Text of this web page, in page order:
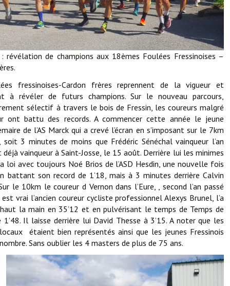
Démarches administratives
Projets et travaux en cours
Fêtes et manifestations
Terrains et maisons à vendre
VOTRE MAIRIE
Elus et agents
L'équipe municipale
Le personnel municipal
Les moyens financiers
Note de synthèse financière
Rapport d'orientation budgétaire
Actions et projets
Projets et travaux en cours
: révélation de champions aux 18èmes Foulées Fressinoises –
fressinoises-Cardon frères reprennent de la vigueur et
à révéler de futurs champions. Sur le nouveau parcours,
sélectif à travers le bois de Fressin, les coureurs malgré
ont battu des records. A commencer cette année le jeune
de l’AS Marck qui a crevé l’écran en s’imposant sur le 7km
soit 3 minutes de moins que Frédéric Sénéchal vainqueur l’an
déjà vainqueur à Saint-Josse, le 15 août. Derrière lui les minimes
avec toujours Noé Brios de l’ASD Hesdin, une nouvelle fois
battant son record de 1’18, mais à 3 minutes derrière Calvin
le 10km le coureur d Vernon dans l’Eure, , second l’an passé
vrai l’ancien coureur cycliste professionnel Alexys Brunel, l’a
la main en 35’12 et en pulvérisant le temps de Temps de
1’48. Il laisse derrière lui David Thesse à 3’15. A noter que les
étaient bien représentés ainsi que les jeunes Fressinois
Sans oublier les 4 masters de plus de 75 ans.